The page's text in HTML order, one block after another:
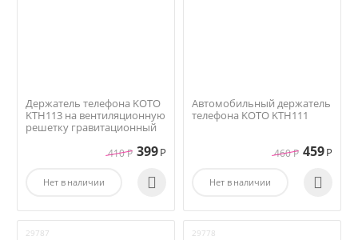
Держатель телефона KOTO
KTH113 на вентиляционную
решетку гравитационный
410Р 399 Р
Нет в наличии 
Автомобильный держатель
телефона KOTO KTH111
460Р 459 Р
Нет в наличии 
29787 29778